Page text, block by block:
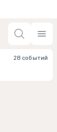
28 событий